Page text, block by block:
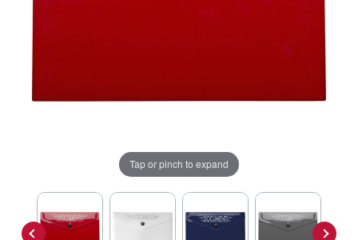
Tap or pinch to expand